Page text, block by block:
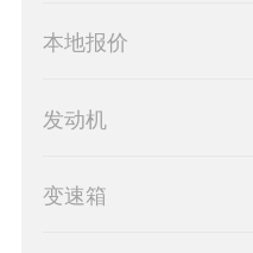
本地报价
发动机
变速箱